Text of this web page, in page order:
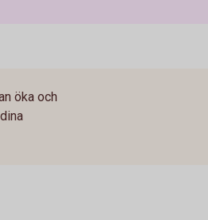
öka och